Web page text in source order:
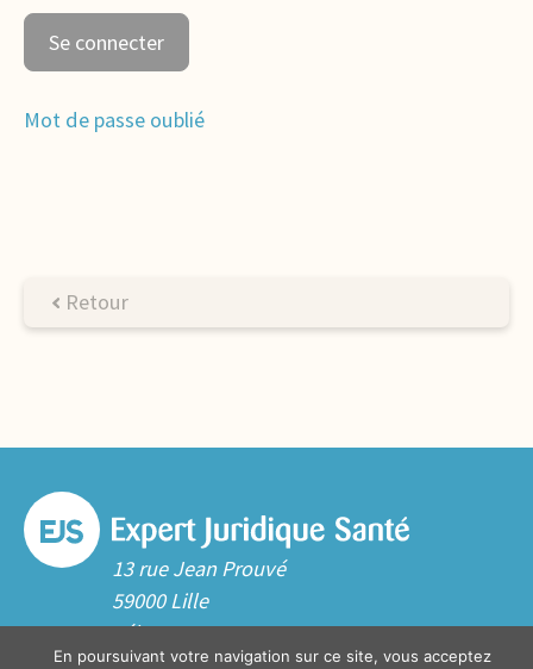
Mot de passe oublié
Retour
13 rue Jean Prouvé
59000 Lille
Tél. 03 20 06 70 10
En poursuivant votre navigation sur ce site, vous acceptez